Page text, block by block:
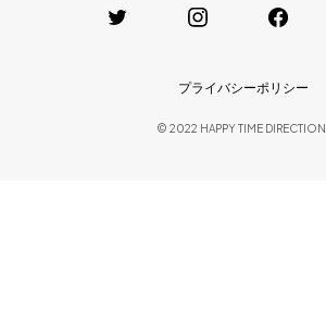
プライバシーポリシー
© 2022 HAPPY TIME DIRECTION.